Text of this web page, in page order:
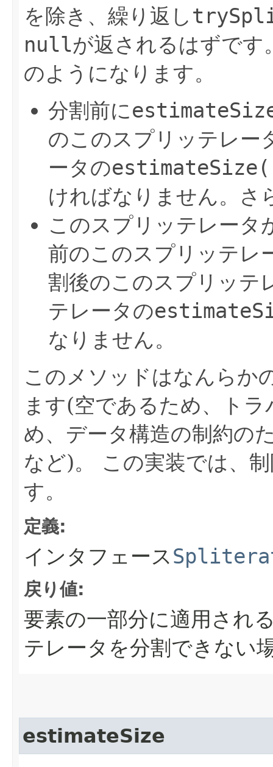
を除き、繰り返し
nullが返されるはずです
のようになります。
分割前に
のこのスプリッテレー
ータの
ければなりません。さ
このスプリッテレータ
前のこのスプリッテレ
割後のこのスプリッテ
テレータの
なりません。
このメソッドはなんらか
ます(空であるため、ト
め、データ構造の制約の
など)。
この実装では、
す。
定義:
インタフェース
戻り値:
要素の一部分に適用され
テレータを分割できない
estimateSize